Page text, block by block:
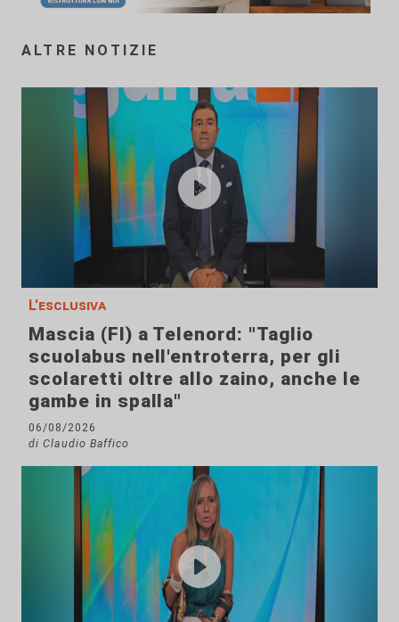
ALTRE NOTIZIE
L'esclusiva
Mascia (FI) a Telenord: "Taglio
scuolabus nell'entroterra, per gli
scolaretti oltre allo zaino, anche le
gambe in spalla"
06/08/2026
di Claudio Baffico